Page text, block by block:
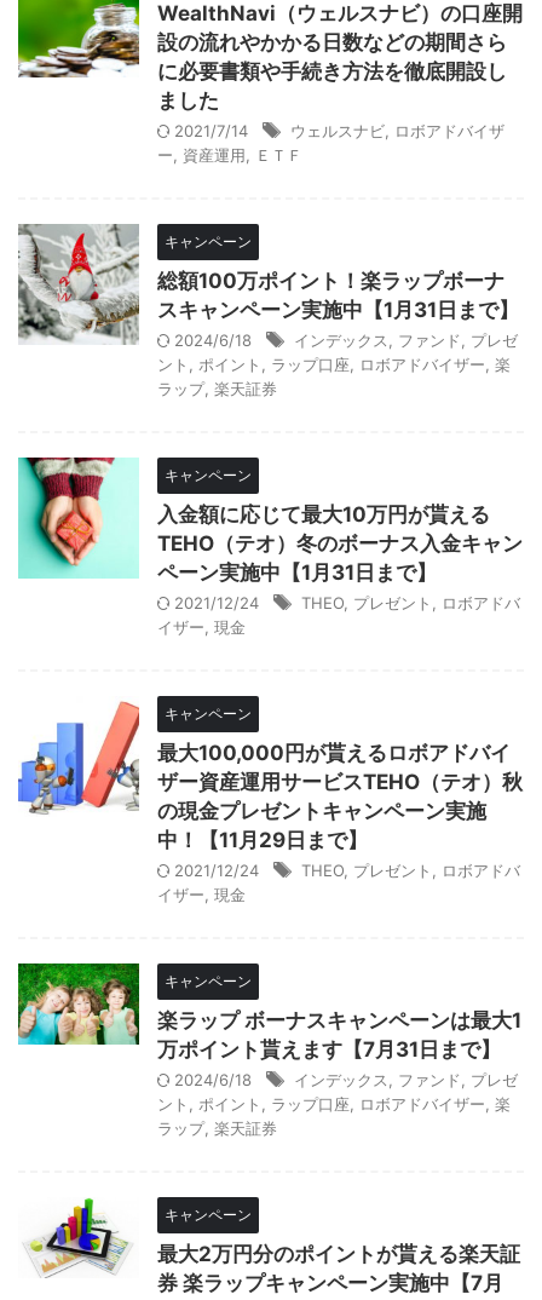
WealthNavi（ウェルスナビ）の口座開
設の流れやかかる日数などの期間さら
に必要書類や手続き方法を徹底開設し
ました
2021/7/14 ウェルスナビ
ロボアドバイザ
ー
資産運用 ＥＴＦ
キャンペーン
総額100万ポイント！楽ラップボーナ
スキャンペーン実施中【1月31日まで】
2024/6/18 インデックス ファンド
プレゼ
ント
ポイント ラップ口座 ロボアドバイザー 楽
ラップ, 楽天証券
キャンペーン
入金額に応じて最大10万円が貰える
TEHO（テオ）冬のボーナス入金キャン
ペーン実施中【1月31日まで】
2021/12/24 THEO プレゼント
ロボアドバ
イザー 現金
キャンペーン
最大100,000円が貰えるロボアドバイ
ザー資産運用サービスTEHO（テオ）秋
の現金プレゼントキャンペーン実施
中！【11月29日まで】
2021/12/24 THEO プレゼント
ロボアドバ
イザー 現金
キャンペーン
楽ラップ ボーナスキャンペーンは最大1
万ポイント貰えます【7月31日まで】
2024/6/18 インデックス ファンド
プレゼ
ント
ポイント ラップ口座 ロボアドバイザー 楽
ラップ, 楽天証券
キャンペーン
最大2万円分のポイントが貰える楽天証
券 楽ラップキャンペーン実施中【7月